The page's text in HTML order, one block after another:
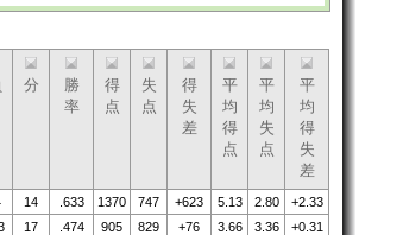
分
勝
率
得
点
失
点
得
失
差
平
均
得
点
平
均
失
点
平
均
得
失
差
14 .633 1370 747 +623 5.13 2.80
+2.33
17 .474 905 829 +76 3.66 3.36
+0.31